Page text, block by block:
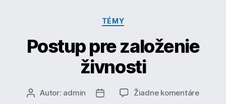
Kategórie
TÉMY
Postup pre založenie
živnosti
AutorAutor: admin
Dátum
Žiadne komentárena